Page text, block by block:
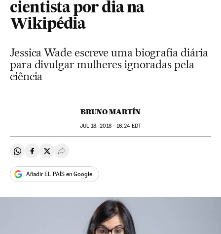
cientista por dia na
Wikipédia
Jessica Wade escreve uma biografia diária
para divulgar mulheres ignoradas pela
ciência
BRUNO MARTÍN
JUL 18, 2018 - 16:24EDT
Compartir en Whatsapp
Compartir en Facebook
Compartir en Twitter
Desplegar Redes Sociales
Añadir EL PAÍS en Google